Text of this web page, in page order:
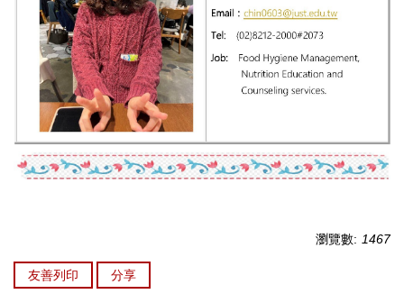
瀏覽數: 1467
友善列印 分享